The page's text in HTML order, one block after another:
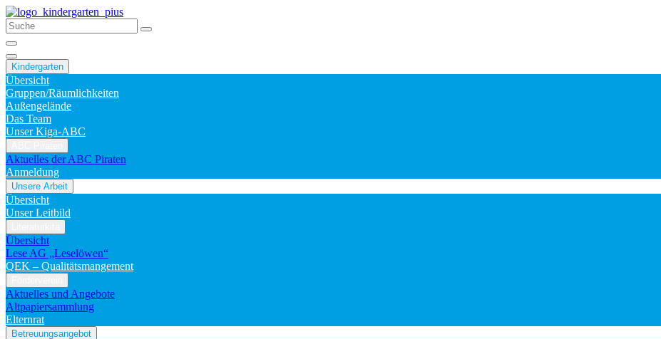
Kindergarten
Übersicht
Gruppen/Räumlichkeiten
Außengelände
Das Team
Unser Kiga-ABC
Aktuelles der ABC Piraten
Anmeldung
Unsere Arbeit
Übersicht
Unser Leitbild
Übersicht
Lese AG „Leselöwen“
QEK – Qualitätsmangement
Aktuelles und Angebote
Altpapiersammlung
Elternrat
Betreuungsangebot